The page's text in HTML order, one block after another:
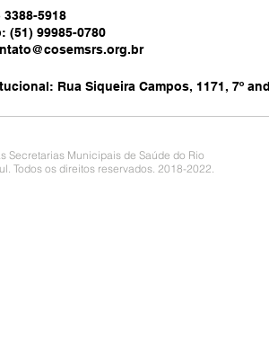
5918
(51) 99985-0780
Rua Siqueira Campos, 1171, 7º
Secretarias Municipais de Saúde do Rio
Todos os direitos reservados. 2018-2022.